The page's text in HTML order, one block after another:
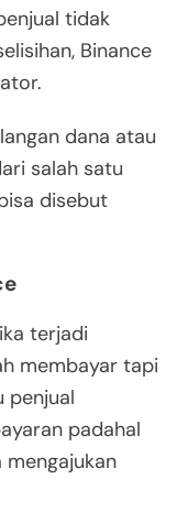
tidak
Binance
dana atau
salah satu
disebut
terjadi
membayar tapi
penjual
padahal